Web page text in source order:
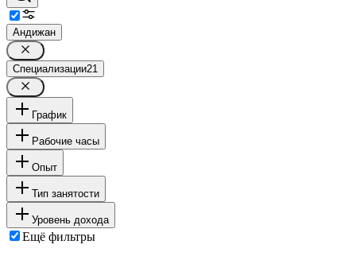
Андижан
Специализации21
График
Рабочие часы
Опыт
Тип занятости
Уровень дохода
Ещё фильтры